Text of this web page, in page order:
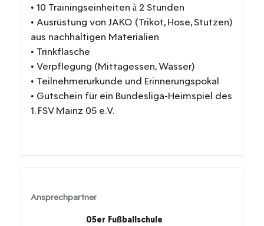
• 10 Trainingseinheiten à 2 Stunden
• Ausrüstung von JAKO (Trikot, Hose, Stutzen)
aus nachhaltigen Materialien
• Trinkflasche
• Verpflegung (Mittagessen, Wasser)
• Teilnehmerurkunde und Erinnerungspokal
• Gutschein für ein Bundesliga-Heimspiel des
1. FSV Mainz 05 e.V.
Ansprechpartner
05er Fußballschule